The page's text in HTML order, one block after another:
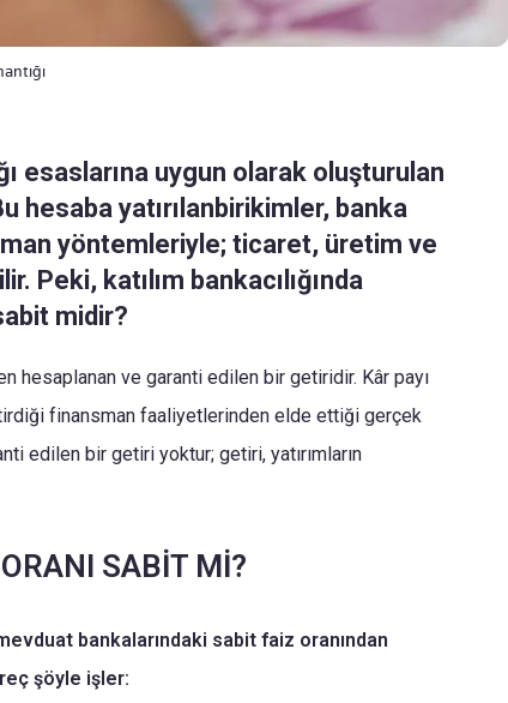
esaslarına uygun olarak oluşturulan
hesaba yatırılanbirikimler, banka
yöntemleriyle; ticaret, üretim ve
Peki, katılım bankacılığında
midir?
hesaplanan ve garanti edilen bir getiridir. Kâr payı
finansman faaliyetlerinden elde ettiği gerçek
edilen bir getiri yoktur; getiri, yatırımların
SABİT Mİ?
bankalarındaki sabit faiz oranından
şöyle işler: